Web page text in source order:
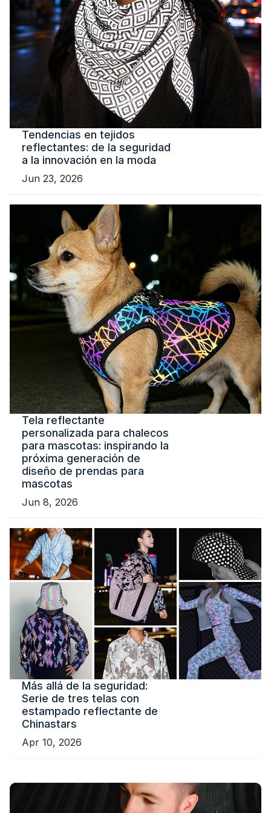
Tendencias en tejidos
reflectantes: de la seguridad
a la innovación en la moda
Jun 23, 2026
Tela reflectante
personalizada para chalecos
para mascotas: inspirando la
próxima generación de
diseño de prendas para
mascotas
Jun 8, 2026
Más allá de la seguridad:
Serie de tres telas con
estampado reflectante de
Chinastars
Apr 10, 2026